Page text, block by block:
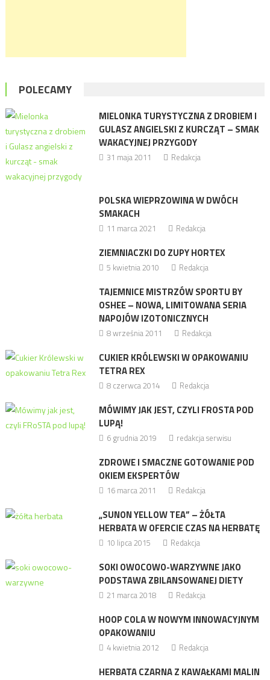
POLECAMY
MIELONKA TURYSTYCZNA Z DROBIEM I
GULASZ ANGIELSKI Z KURCZĄT – SMAK
WAKACYJNEJ PRZYGODY
31 maja 2011 Redakcja
POLSKA WIEPRZOWINA W DWÓCH
SMAKACH
11 marca 2021 Redakcja
ZIEMNIACZKI DO ZUPY HORTEX
5 kwietnia 2010 Redakcja
TAJEMNICE MISTRZÓW SPORTU BY
OSHEE – NOWA, LIMITOWANA SERIA
NAPOJÓW IZOTONICZNYCH
8 września 2011 Redakcja
CUKIER KRÓLEWSKI W OPAKOWANIU
TETRA REX
8 czerwca 2014 Redakcja
MÓWIMY JAK JEST, CZYLI FROSTA POD
LUPĄ!
6 grudnia 2019 redakcja serwisu
ZDROWE I SMACZNE GOTOWANIE POD
OKIEM EKSPERTÓW
16 marca 2011 Redakcja
„SUNON YELLOW TEA” – ŻÓŁTA
HERBATA W OFERCIE CZAS NA HERBATĘ
10 lipca 2015 Redakcja
SOKI OWOCOWO-WARZYWNE JAKO
PODSTAWA ZBILANSOWANEJ DIETY
21 marca 2018 Redakcja
HOOP COLA W NOWYM INNOWACYJNYM
OPAKOWANIU
4 kwietnia 2012 Redakcja
HERBATA CZARNA Z KAWAŁKAMI MALIN